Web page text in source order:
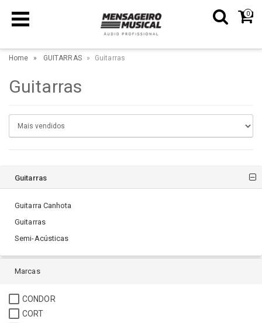
0
Home GUITARRAS Guitarras
Guitarras
Guitarras
Guitarra Canhota
Guitarras
Semi-Acústicas
Marcas
CONDOR
CORT